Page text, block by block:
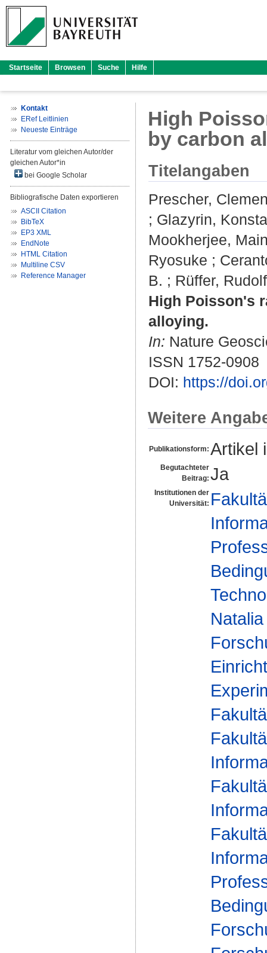
Startseite Browsen Suche Hilfe
Kontakt
ERef Leitlinien
Neueste Einträge
Literatur vom gleichen Autor/der
gleichen Autor*in
bei Google Scholar
Bibliografische Daten exportieren
ASCII Citation
BibTeX
EP3 XML
EndNote
HTML Citation
Multiline CSV
Reference Manager
High
by carbon
Titelangaben
Prescher,
; Glazyrin,
Mookherjee,
Ryosuke ;
B. ; Rüffer, Rudolf
High Poisson's
alloying.
In: Nature
ISSN 1752-0908
DOI: https://
Weitere
Publikationsform: Artikel
Begutachteter
Beitrag: Ja
Institutionen der
Universität: